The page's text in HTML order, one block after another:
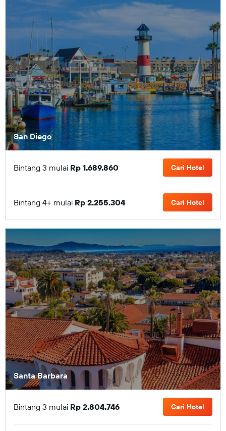
San Diego
Bintang 3 mulai Rp 1.689.860 Cari Hotel
Bintang 4+ mulai Rp 2.255.304 Cari Hotel
Santa Barbara
Bintang 3 mulai Rp 2.804.746 Cari Hotel